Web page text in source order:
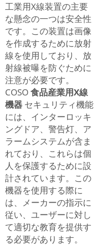
工業用X線装置の主要
な懸念の一つは安全性
です。この装置は画像
を作成するために放射
線を使用しており、放
射線被曝を防ぐために
注意が必要です。
COSO食品産業用X線
機器 セキュリティ機能
には、インターロッキ
ングドア、警告灯、ア
ラームシステムが含ま
れており、これらは個
人を保護するために設
計されています。この
機器を使用する際に
は、メーカーの指示に
従い、ユーザーに対し
て適切な教育を提供す
る必要があります。